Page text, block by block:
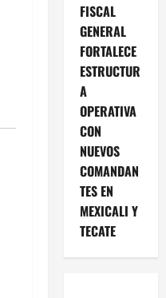
FISCAL
GENERAL
FORTALECE
ESTRUCTUR
A
OPERATIVA
CON
NUEVOS
COMANDAN
TES EN
MEXICALI Y
TECATE